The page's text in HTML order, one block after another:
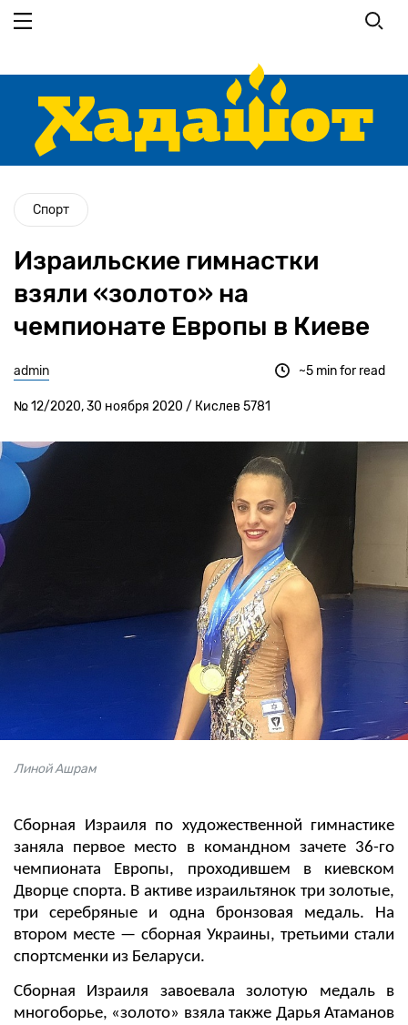
Спорт
Израильские гимнастки
взяли «золото» на
чемпионате Европы в Киеве
admin
№ 12/2020, 30 ноября 2020 / Кислев 5781
~5 min for read
Линой Ашрам
Сборная Израиля по художественной гимнастике
заняла первое место в командном зачете 36-го
чемпионата Европы, проходившем в киевском
Дворце спорта. В активе израильтянок три золотые,
три серебряные и одна бронзовая медаль. На
втором месте — сборная Украины, третьими стали
спортсменки из Беларуси.
Сборная Израиля завоевала золотую медаль в
многоборье, «золото» взяла также Дарья Атаманов